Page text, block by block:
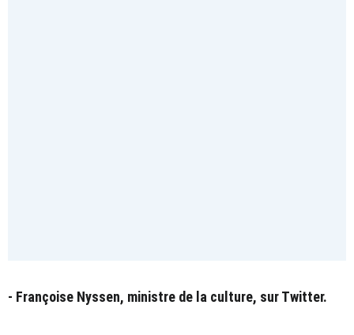
- Françoise Nyssen, ministre de la culture, sur Twitter.